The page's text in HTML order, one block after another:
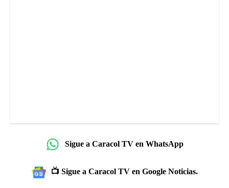
Sigue a Caracol TV en WhatsApp
📺 Sigue a Caracol TV en Google Noticias.